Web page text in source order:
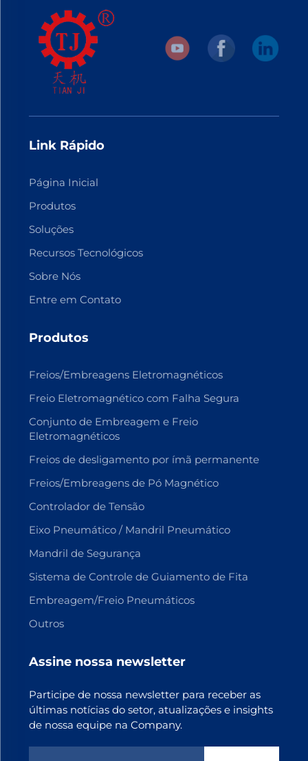
Link Rápido
Página Inicial
Produtos
Soluções
Recursos Tecnológicos
Sobre Nós
Entre em Contato
Produtos
Freios/Embreagens Eletromagnéticos
Freio Eletromagnético com Falha Segura
Conjunto de Embreagem e Freio
Eletromagnéticos
Freios de desligamento por ímã permanente
Freios/Embreagens de Pó Magnético
Controlador de Tensão
Eixo Pneumático / Mandril Pneumático
Mandril de Segurança
Sistema de Controle de Guiamento de Fita
Embreagem/Freio Pneumáticos
Outros
Assine nossa newsletter
Participe de nossa newsletter para receber as
últimas notícias do setor, atualizações e insights
de nossa equipe na Company.